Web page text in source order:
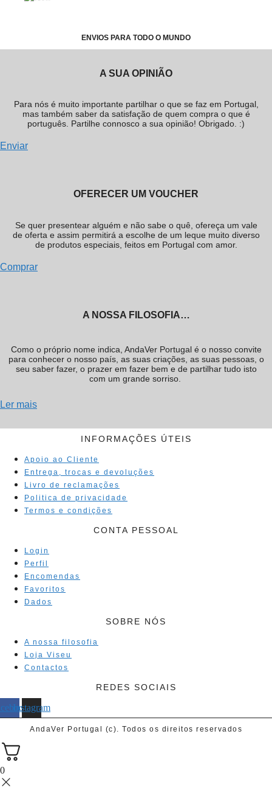
ENVIOS PARA TODO O MUNDO
A SUA OPINIÃO
Para nós é muito importante partilhar o que se faz em Portugal,
mas também saber da satisfação de quem compra o que é
português. Partilhe connosco a sua opinião! Obrigado. :)
Enviar
OFERECER UM VOUCHER
Se quer presentear alguém e não sabe o quê, ofereça um vale
de oferta e assim permitirá a escolhe de um leque muito diverso
de produtos especiais, feitos em Portugal com amor.
Comprar
A NOSSA FILOSOFIA…
Como o próprio nome indica, AndaVer Portugal é o nosso convite
para conhecer o nosso país, as suas criações, as suas pessoas, o
seu saber fazer, o prazer em fazer bem e de partilhar tudo isto
com um grande sorriso.
Ler mais
INFORMAÇÕES ÚTEIS
Apoio ao Cliente
Entrega, trocas e devoluções
Livro de reclamações
Politica de privacidade
Termos e condições
CONTA PESSOAL
Login
Perfil
Encomendas
Favoritos
Dados
SOBRE NÓS
A nossa filosofia
Loja Viseu
Contactos
REDES SOCIAIS
Instagram
AndaVer Portugal (c). Todos os direitos reservados
0